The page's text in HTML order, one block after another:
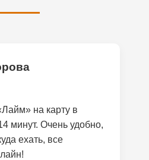
на карту в
минут. Очень удобно,
ехать, все